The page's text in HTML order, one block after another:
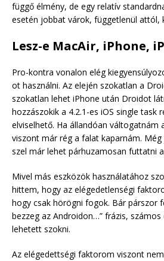
függő élmény, de egy relatív
esetén jobbat várok, függetlenül attól,
Lesz-e MacAir, iPhone,
Pro-kontra vonalon elég
ot használni. Az elején szokatlan a
szokatlan lehet iPhone után Droidot
hozzászokik a 4.2.1-es iOS single task
elviselhető. Ha állandóan váltogatnám
viszont már rég a falat kaparnám.
szel már lehet párhuzamosan futtatni
Mivel más eszközök használatához
hittem, hogy az elégedetlenségi
hogy csak hörögni fogok. Bár párszor
bezzeg az Androidon…” frázis,
lehetett szokni.
Az elégedettségi faktorom viszont